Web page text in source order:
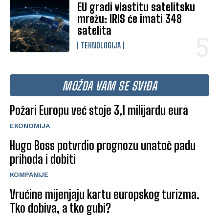
EU gradi vlastitu satelitsku
mrežu: IRIS će imati 348
satelita
TEHNOLOGIJA
MOŽDA VAM SE SVIĐA
Požari Europu već stoje 3,1 milijardu eura
EKONOMIJA
Hugo Boss potvrdio prognozu unatoč padu
prihoda i dobiti
KOMPANIJE
Vrućine mijenjaju kartu europskog turizma.
Tko dobiva, a tko gubi?